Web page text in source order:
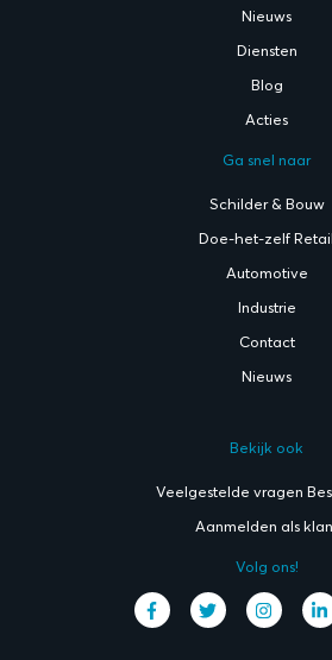
Nieuws
Diensten
Blog
Acties
Ga snel naar
Schilder & Bouw
Doe-het-zelf Retail
Automotive
Industrie
Contact
Nieuws
Bekijk ook
Veelgestelde vragen
Aanmelden als
Volg ons!